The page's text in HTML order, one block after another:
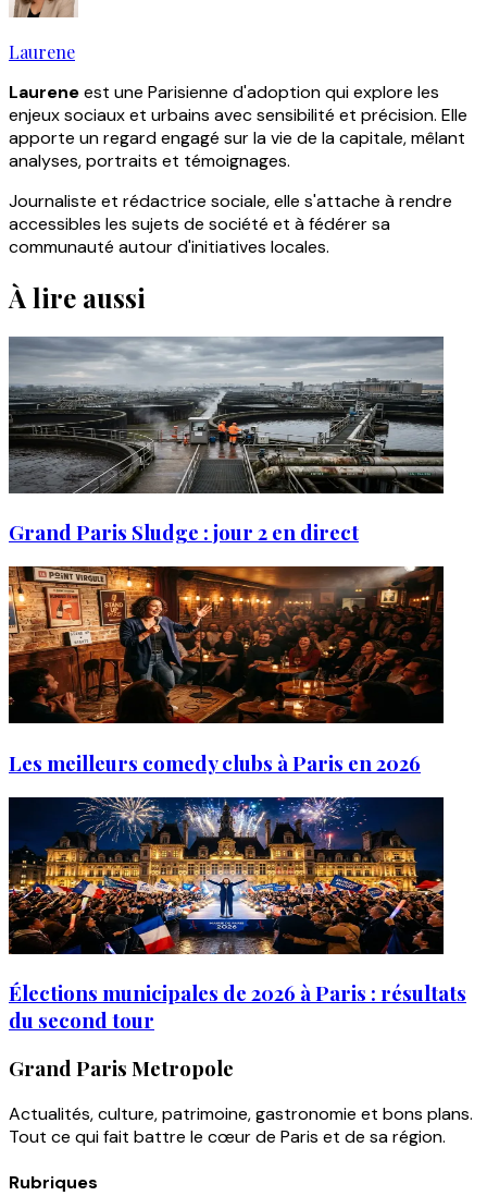
Laurene
Laureneest une Parisienne d'adoption qui explore les
enjeux sociaux et urbains avec sensibilité et précision. Elle
apporte un regard engagé sur la vie de la capitale, mêlant
analyses, portraits et témoignages.
Journaliste et rédactrice sociale, elle s'attache à rendre
accessibles les sujets de société et à fédérer sa
communauté autour d'initiatives locales.
À lire aussi
Grand Paris Sludge : jour 2 en direct
Les meilleurs comedy clubs à Paris en 2026
Élections municipales de 2026 à Paris : résultats
du second tour
Grand Paris Metropole
Actualités, culture, patrimoine, gastronomie et bons plans.
Tout ce qui fait battre le cœur de Paris et de sa région.
Rubriques